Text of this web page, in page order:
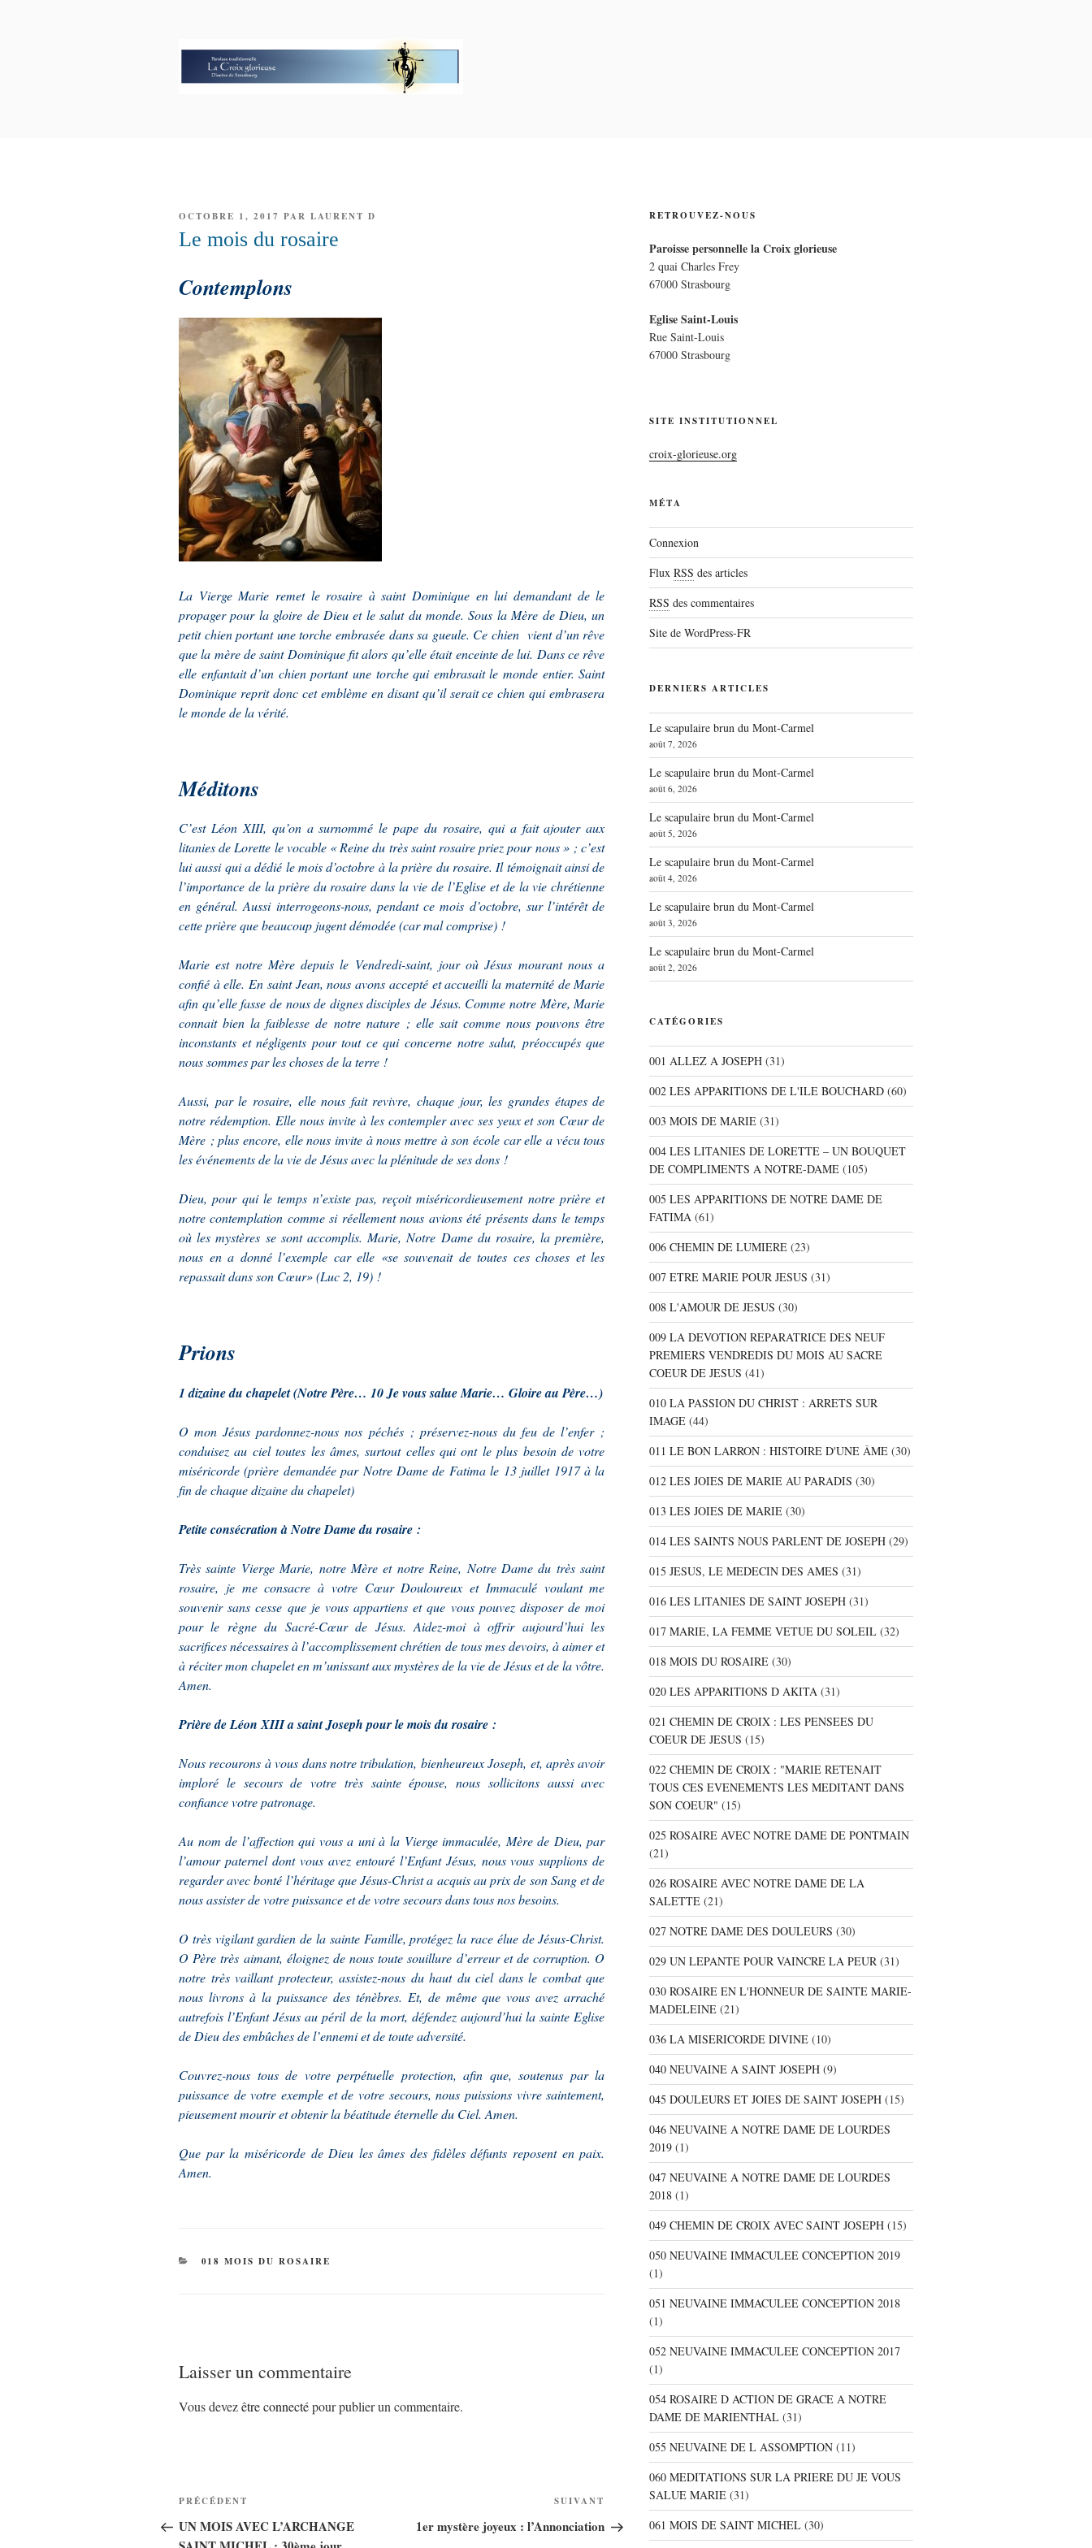
PUBLIÉ
OCTOBRE 1, 2017 PAR LAURENT D
Le mois du rosaire
Contemplons
La Vierge Marie remet le rosaire à saint Dominique en lui demandant de le
propager pour la gloire de Dieu et le salut du monde. Sous la Mère de Dieu, un
petit chien portant une torche embrasée dans sa gueule. Ce chien vient d’un rêve
que la mère de saint Dominique fit alors qu’elle était enceinte de lui. Dans ce rêve
elle enfantait d’un chien portant une torche qui embrasait le monde entier. Saint
Dominique reprit donc cet emblème en disant qu’il serait ce chien qui embrasera
le monde de la vérité.
Méditons
C’est Léon XIII, qu’on a surnommé le pape du rosaire, qui a fait ajouter aux
litanies de Lorette le vocable « Reine du très saint rosaire priez pour nous » ; c’est
lui aussi qui a dédié le mois d’octobre à la prière du rosaire. Il témoignait ainsi de
l’importance de la prière du rosaire dans la vie de l’Eglise et de la vie chrétienne
en général. Aussi interrogeons-nous, pendant ce mois d’octobre, sur l’intérêt de
cette prière que beaucoup jugent démodée (car mal comprise) !
Marie est notre Mère depuis le Vendredi-saint, jour où Jésus mourant nous a
confié à elle. En saint Jean, nous avons accepté et accueilli la maternité de Marie
afin qu’elle fasse de nous de dignes disciples de Jésus. Comme notre Mère, Marie
connait bien la faiblesse de notre nature ; elle sait comme nous pouvons être
inconstants et négligents pour tout ce qui concerne notre salut, préoccupés que
nous sommes par les choses de la terre !
Aussi, par le rosaire, elle nous fait revivre, chaque jour, les grandes étapes de
notre rédemption. Elle nous invite à les contempler avec ses yeux et son Cœur de
Mère ; plus encore, elle nous invite à nous mettre à son école car elle a vécu tous
les événements de la vie de Jésus avec la plénitude de ses dons !
Dieu, pour qui le temps n’existe pas, reçoit miséricordieusement notre prière et
notre contemplation comme si réellement nous avions été présents dans le temps
où les mystères se sont accomplis. Marie, Notre Dame du rosaire, la première,
nous en a donné l’exemple car elle «se souvenait de toutes ces choses et les
repassait dans son Cœur» (Luc 2, 19) !
Prions
1 dizaine du chapelet (Notre Père… 10 Je vous salue Marie… Gloire au Père…)
O mon Jésus pardonnez-nous nos péchés ; préservez-nous du feu de l’enfer ;
conduisez au ciel toutes les âmes, surtout celles qui ont le plus besoin de votre
miséricorde(prière demandée par Notre Dame de Fatima le 13 juillet 1917 à la
fin de chaque dizaine du chapelet)
Petite consécration à Notre Dame du rosaire :
Très sainte Vierge Marie, notre Mère et notre Reine, Notre Dame du très saint
rosaire, je me consacre à votre Cœur Douloureux et Immaculé voulant me
souvenir sans cesse que je vous appartiens et que vous pouvez disposer de moi
pour le règne du Sacré-Cœur de Jésus. Aidez-moi à offrir aujourd’hui les
sacrifices nécessaires à l’accomplissement chrétien de tous mes devoirs, à aimer et
à réciter mon chapelet en m’unissant aux mystères de la vie de Jésus et de la vôtre.
Amen.
Prière de Léon XIII a saint Joseph pour le mois du rosaire :
Nous recourons à vous dans notre tribulation, bienheureux Joseph, et, après avoir
imploré le secours de votre très sainte épouse, nous sollicitons aussi avec
confiance votre patronage.
Au nom de l’affection qui vous a uni à la Vierge immaculée, Mère de Dieu, par
l’amour paternel dont vous avez entouré l’Enfant Jésus, nous vous supplions de
regarder avec bonté l’héritage que Jésus-Christ a acquis au prix de son Sang et de
nous assister de votre puissance et de votre secours dans tous nos besoins.
O très vigilant gardien de la sainte Famille, protégez la race élue de Jésus-Christ.
O Père très aimant, éloignez de nous toute souillure d’erreur et de corruption. O
notre très vaillant protecteur, assistez-nous du haut du ciel dans le combat que
nous livrons à la puissance des ténèbres. Et, de même que vous avez arraché
autrefois l’Enfant Jésus au péril de la mort, défendez aujourd’hui la sainte Eglise
de Dieu des embûches de l’ennemi et de toute adversité.
Couvrez-nous tous de votre perpétuelle protection, afin que, soutenus par la
puissance de votre exemple et de votre secours, nous puissions vivre saintement,
pieusement mourir et obtenir la béatitude éternelle du Ciel. Amen.
Que par la miséricorde de Dieu les âmes des fidèles défunts reposent en paix.
Amen.
CATÉGORIES
018 MOIS DU ROSAIRE
Laisser un commentaire
Vous devezêtre connectépour publier un commentaire.
Navigation
de
Article
précédent
PRÉCÉDENT
UN MOIS AVEC L’ARCHANGE
suivant
SUIVANT
1er mystère joyeux : l’Annonciation
RETROUVEZ-NOUS
Paroisse personnelle la Croix glorieuse
2 quai Charles Frey
67000 Strasbourg
Eglise Saint-Louis
Rue Saint-Louis
67000 Strasbourg
SITE INSTITUTIONNEL
croix-glorieuse.org
MÉTA
Connexion
Flux RSS des articles
RSS des commentaires
Site de WordPress-FR
DERNIERS ARTICLES
Le scapulaire brun du Mont-Carmel
août 7, 2026
Le scapulaire brun du Mont-Carmel
août 6, 2026
Le scapulaire brun du Mont-Carmel
août 5, 2026
Le scapulaire brun du Mont-Carmel
août 4, 2026
Le scapulaire brun du Mont-Carmel
août 3, 2026
Le scapulaire brun du Mont-Carmel
août 2, 2026
CATÉGORIES
001 ALLEZ A JOSEPH(31)
002 LES APPARITIONS DE L'ILE BOUCHARD(60)
003 MOIS DE MARIE(31)
004 LES LITANIES DE LORETTE – UN BOUQUET
DE COMPLIMENTS A NOTRE-DAME(105)
005 LES APPARITIONS DE NOTRE DAME DE
FATIMA(61)
006 CHEMIN DE LUMIERE(23)
007 ETRE MARIE POUR JESUS (31)
008 L'AMOUR DE JESUS (30)
009 LA DEVOTION REPARATRICE DES NEUF
PREMIERS VENDREDIS DU MOIS AU SACRE
COEUR DE JESUS (41)
010 LA PASSION DU CHRIST : ARRETS SUR
IMAGE(44)
011 LE BON LARRON : HISTOIRE D'UNE ÂME(30)
012 LES JOIES DE MARIE AU PARADIS (30)
013 LES JOIES DE MARIE(30)
014 LES SAINTS NOUS PARLENT DE JOSEPH(29)
015 JESUS, LE MEDECIN DES AMES (31)
016 LES LITANIES DE SAINT JOSEPH(31)
017 MARIE, LA FEMME VETUE DU SOLEIL(32)
018 MOIS DU ROSAIRE(30)
020 LES APPARITIONS D AKITA(31)
021 CHEMIN DE CROIX : LES PENSEES DU
COEUR DE JESUS (15)
022 CHEMIN DE CROIX : "MARIE RETENAIT
TOUS CES EVENEMENTS LES MEDITANT DANS
SON COEUR" (15)
025 ROSAIRE AVEC NOTRE DAME DE PONTMAIN
(21)
026 ROSAIRE AVEC NOTRE DAME DE LA
SALETTE(21)
027 NOTRE DAME DES DOULEURS (30)
029 UN LEPANTE POUR VAINCRE LA PEUR(31)
030 ROSAIRE EN L'HONNEUR DE SAINTE MARIE-
MADELEINE(21)
036 LA MISERICORDE DIVINE(10)
040 NEUVAINE A SAINT JOSEPH(9)
045 DOULEURS ET JOIES DE SAINT JOSEPH(15)
046 NEUVAINE A NOTRE DAME DE LOURDES
2019(1)
047 NEUVAINE A NOTRE DAME DE LOURDES
2018(1)
049 CHEMIN DE CROIX AVEC SAINT JOSEPH(15)
050 NEUVAINE IMMACULEE CONCEPTION 2019
(1)
051 NEUVAINE IMMACULEE CONCEPTION 2018
(1)
052 NEUVAINE IMMACULEE CONCEPTION 2017
(1)
054 ROSAIRE D ACTION DE GRACE A NOTRE
DAME DE MARIENTHAL(31)
055 NEUVAINE DE L ASSOMPTION(11)
060 MEDITATIONS SUR LA PRIERE DU JE VOUS
SALUE MARIE(31)
061 MOIS DE SAINT MICHEL(30)